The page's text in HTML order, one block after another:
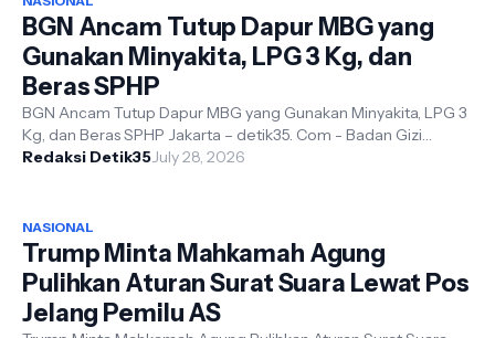
BGN Ancam Tutup Dapur MBG yang
Gunakan Minyakita, LPG 3 Kg, dan
Beras SPHP
BGN Ancam Tutup Dapur MBG yang Gunakan Minyakita, LPG 3
Kg, dan Beras SPHP Jakarta – detik35. Com - Badan Gizi
Nasional (BGN) menegaskan l...
Redaksi Detik35July 28, 2026
NASIONAL
Trump Minta Mahkamah Agung
Pulihkan Aturan Surat Suara Lewat Pos
Jelang Pemilu AS